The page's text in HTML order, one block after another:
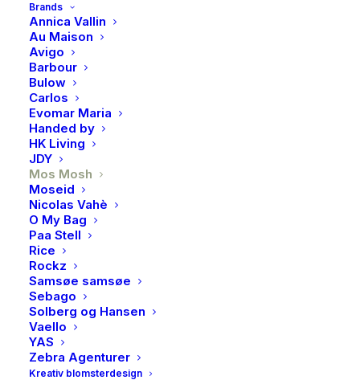
Brands
Annica Vallin
Au Maison
Avigo
Barbour
Bulow
Carlos
Evomar Maria
Handed by
HK Living
JDY
Mos Mosh
Moseid
Nicolas Vahè
O My Bag
Paa Stell
Rice
Rockz
Samsøe samsøe
Sebago
Solberg og Hansen
Vaello
YAS
Zebra Agenturer
Kreativ blomsterdesign
100% Viskose
Utsolgt
Produktnummer
Kategorier
Brand
BESKRIVELSE
Superflott viskoseskjerf fra MosMosh.
100% Viskose